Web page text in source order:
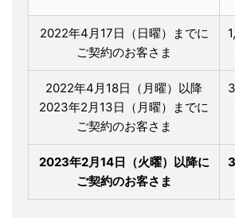
2022年4月17日（日曜）までに
ご契約のお客さま
2022年4月18日（月曜）以降
2023年2月13日（月曜）までに
ご契約のお客さま
2023年2月14日（火曜）以降に
ご契約のお客さま